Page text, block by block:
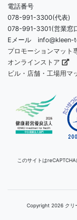
電話番号
078-991-3300(代表)
078-991-3301(営業窓
Eメール info@kleen-
プロモーションマット
オンラインストア
ビル・店舗・工場用マ
このサイトは
Copyright 2026 クリ